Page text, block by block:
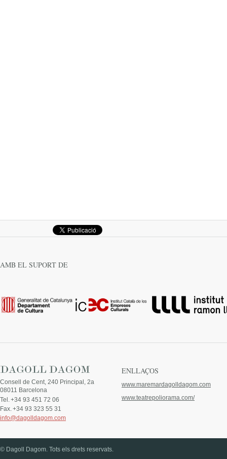
AMB EL SUPORT DE
Consell de Cent, 240 Principal, 2a
08011 Barcelona
Tel. +34 93 451 72 06
Fax. +34 93 323 55 31
info@dagolldagom.com
ENLLAÇOS
www.maremardagolldagom.com
www.teatrepoliorama.com/
© Dagoll Dagom. Tots els drets reservats.